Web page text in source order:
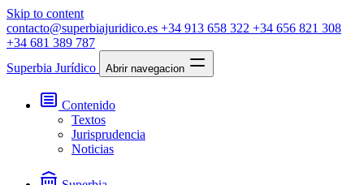
Skip to content
contacto@superbiajuridico.es +34 913 658 322 +34 656 821 308
+34 681 389 787
Superbia Jurídico
Abrir navegacion
Contenido
Textos
Jurisprudencia
Noticias